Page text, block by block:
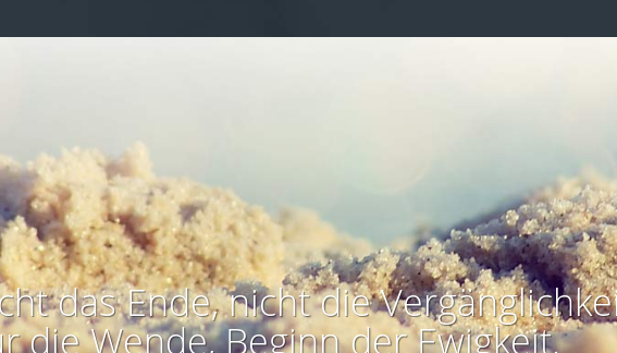
das Ende, nicht die
die Wende, Beginn der Ewigkeit.